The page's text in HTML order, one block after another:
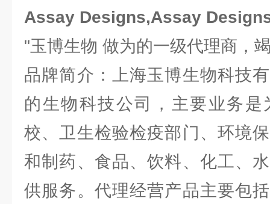
Assay Designs,Assay
"玉博生物 做为的一级代理商，
品牌简介：上海玉博生物科技
的生物科技公司，主要业务
校、卫生检验检疫部门、环境
和制药、食品、饮料、化工、
供服务。代理经营产品主要包